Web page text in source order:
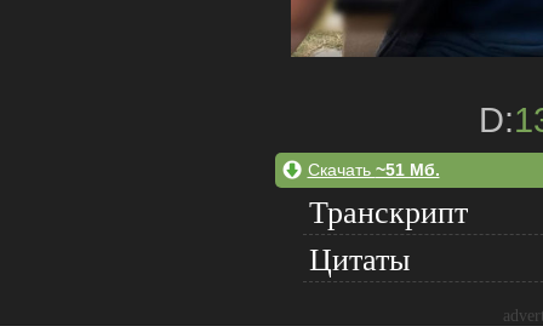
D:
Скачать ~51 Мб.
Транскрипт
Цитаты